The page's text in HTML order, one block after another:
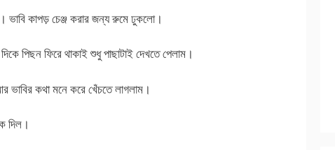
ভাবি কাপড় চেঞ্জ করার জন্য রুমে ঢুকলো।
পিছন ফিরে থাকাই শুধু পাছাটাই দেখতে পেলাম।
ভাবির কথা মনে করে খেঁচতে লাগলাম।
দিল।